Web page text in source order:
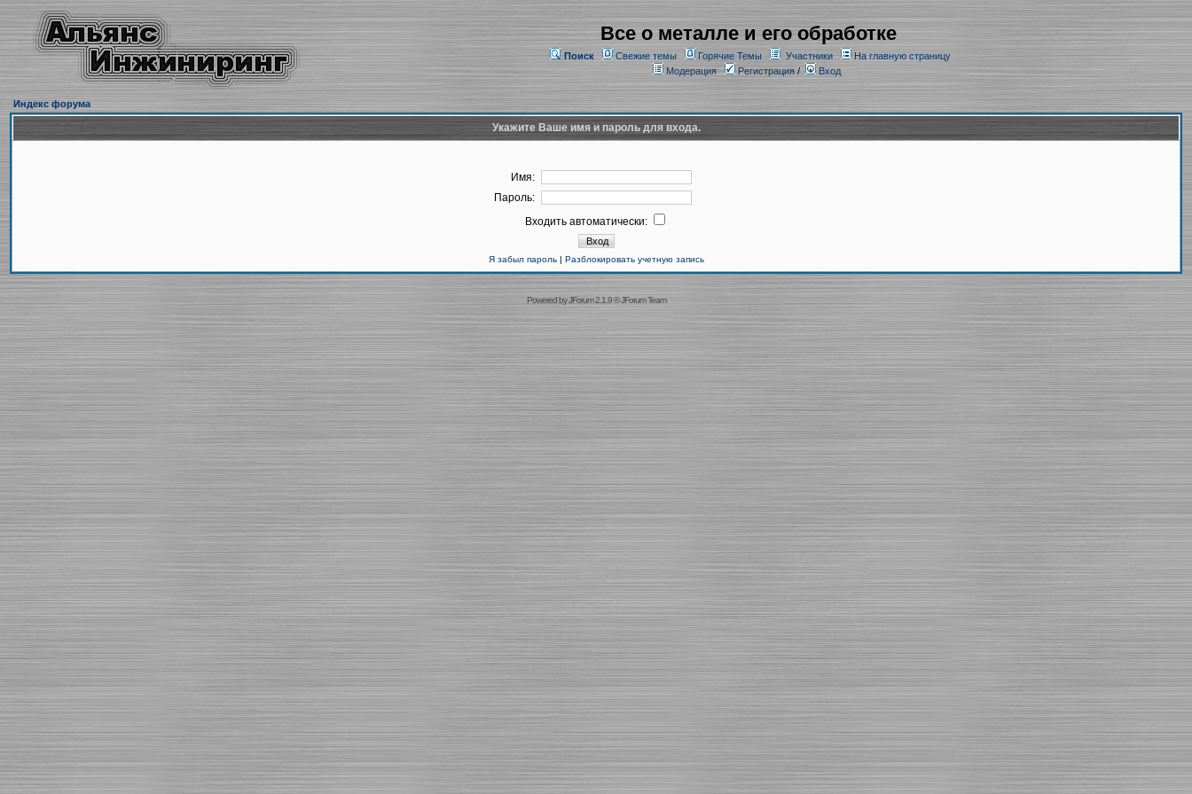
Все о металле и его обработке
Поиск Свежие темы Горячие Темы Участники
На главную страницу
Модерация
Регистрация/ Вход
Индекс форума
Укажите Ваше имя и пароль для входа.
Имя:
Пароль:
Входить автоматически:
Я забыл пароль| Разблокировать учетную запись
Powered byJForum 2.1.9©JForum Team